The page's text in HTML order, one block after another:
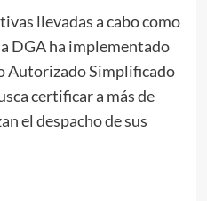
llevadas a cabo como
DGA ha implementado
Autorizado Simplificado
certificar a más de
el despacho de sus